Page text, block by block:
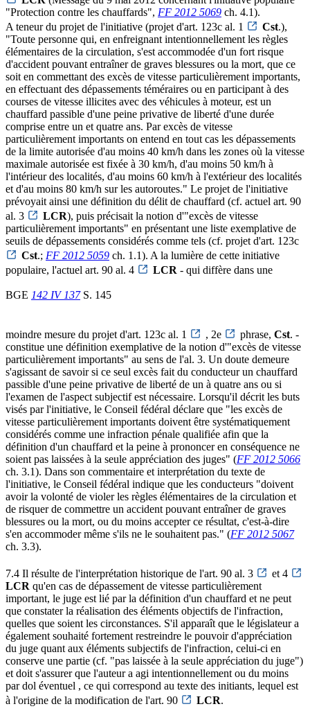
"Protection contre les chauffards", FF 2012 5069 ch. 4.1).
A teneur du projet de l'initiative (projet d'art. 123c al. 1
Cst.),
"Toute personne qui, en enfreignant intentionnellement les règles
élémentaires de la circulation, s'est accommodée d'un fort risque
d'accident pouvant entraîner de graves blessures ou la mort, que ce
soit en commettant des excès de vitesse particulièrement importants,
en effectuant des dépassements téméraires ou en participant à des
courses de vitesse illicites avec des véhicules à moteur, est un
chauffard passible d'une peine privative de liberté d'une durée
comprise entre un et quatre ans. Par excès de vitesse
particulièrement importants on entend en tout cas les dépassements
de la limite autorisée d'au moins 40 km/h dans les zones où la vitesse
maximale autorisée est fixée à 30 km/h, d'au moins 50 km/h à
l'intérieur des localités, d'au moins 60 km/h à l'extérieur des localités
et d'au moins 80 km/h sur les autoroutes." Le projet de l'initiative
prévoyait ainsi une définition du délit de chauffard (cf. actuel art. 90
al. 3
LCR), puis précisait la notion d'"excès de vitesse
particulièrement importants" en présentant une liste exemplative de
seuils de dépassements considérés comme tels (cf. projet d'art. 123c
Cst.; FF 2012 5059 ch. 1.1). A la lumière de cette initiative
populaire, l'actuel art. 90 al. 4
LCR - qui diffère dans une
BGE 142 IV 137S. 145
moindre mesure du projet d'art. 123c al. 1 , 2e phrase, Cst. -
constitue une définition exemplative de la notion d'"excès de vitesse
particulièrement importants" au sens de l'al. 3. Un doute demeure
s'agissant de savoir si ce seul excès fait du conducteur un chauffard
passible d'une peine privative de liberté de un à quatre ans ou si
l'examen de l'aspect subjectif est nécessaire. Lorsqu'il décrit les buts
visés par l'initiative, le Conseil fédéral déclare que "les excès de
vitesse particulièrement importants doivent être systématiquement
considérés comme une infraction pénale qualifiée afin que la
définition d'un chauffard et la peine à prononcer en conséquence ne
soient pas laissées à la seule appréciation des juges" (FF 2012 5066
ch. 3.1). Dans son commentaire et interprétation du texte de
l'initiative, le Conseil fédéral indique que les conducteurs "doivent
avoir la volonté de violer les règles élémentaires de la circulation et
de risquer de commettre un accident pouvant entraîner de graves
blessures ou la mort, ou du moins accepter ce résultat, c'est-à-dire
s'en accommoder même s'ils ne le souhaitent pas." (FF 2012 5067
ch. 3.3).
7.4 Il résulte de l'interprétation historique de l'art. 90 al. 3
et 4
LCR qu'en cas de dépassement de vitesse particulièrement
important, le juge est lié par la définition d'un chauffard et ne peut
que constater la réalisation des éléments objectifs de l'infraction,
quelles que soient les circonstances. S'il apparaît que le législateur a
également souhaité fortement restreindre le pouvoir d'appréciation
du juge quant aux éléments subjectifs de l'infraction, celui-ci en
conserve une partie (cf. "pas laissée à la seule appréciation du juge")
et doit s'assurer que l'auteur a agi intentionnellement ou du moins
par dol éventuel , ce qui correspond au texte des initiants, lequel est
à l'origine de la modification de l'art. 90
LCR.